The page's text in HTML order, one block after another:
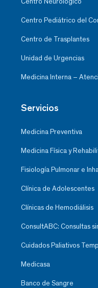
Centro Pediátrico del
Centro de Trasplantes
Unidad de Urgencias
Medicina Interna –
Servicios
Medicina Preventiva
Medicina Física y
Fisiología Pulmonar e
Clínica de Adolescentes
Clínicas de Hemodiálisis
ConsultABC: Consultas
Cuidados Paliativos
Medicasa
Banco de Sangre